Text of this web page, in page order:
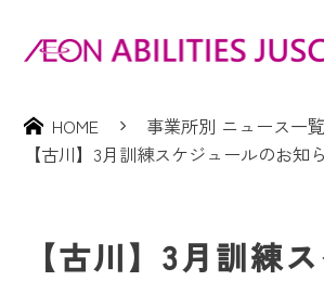
HOME
事業所別 ニュース一覧
【古川】3月訓練スケジュールのお知
【古川】3月訓練